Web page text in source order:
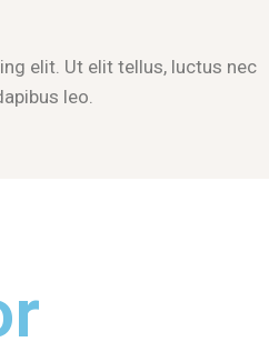
elit. Ut elit tellus, luctus nec
leo.